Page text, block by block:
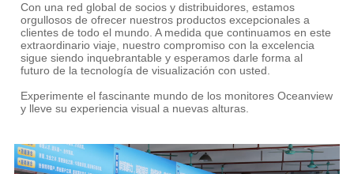
Con una red global de socios y distribuidores, estamos
orgullosos de ofrecer nuestros productos excepcionales a
clientes de todo el mundo. A medida que continuamos en este
extraordinario viaje, nuestro compromiso con la excelencia
sigue siendo inquebrantable y esperamos darle forma al
futuro de la tecnología de visualización con usted.
Experimente el fascinante mundo de los monitores Oceanview
y lleve su experiencia visual a nuevas alturas.